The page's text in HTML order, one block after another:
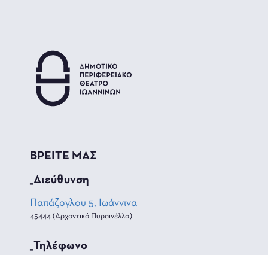
ΒΡΕΙΤΕ ΜΑΣ
_Διεύθυνση
Παπάζογλου 5, Ιωάννινα
45444 (Αρχοντικό Πυρσινέλλα)
_Τηλέφωνο